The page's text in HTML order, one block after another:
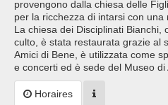
provengono dalla chiesa delle
per la ricchezza di intarsi con una
La chiesa dei Disciplinati Bianchi,
culto, è stata restaurata grazie al
Amici di Bene, è utilizzata come
e concerti ed è sede del Museo di
Horaires